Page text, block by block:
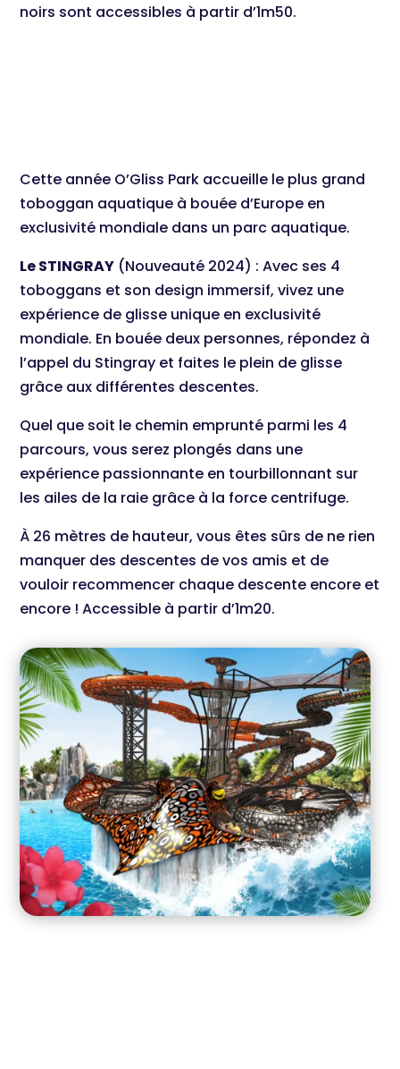
noirs sont accessibles à partir d’1m50.
Cette année O’Gliss Park accueille le plus grand
toboggan aquatique à bouée d’Europe en
exclusivité mondiale dans un parc aquatique.
Le STINGRAY (Nouveauté 2024) : Avec ses 4
toboggans et son design immersif, vivez une
expérience de glisse unique en exclusivité
mondiale. En bouée deux personnes, répondez à
l’appel du Stingray et faites le plein de glisse
grâce aux différentes descentes.
Quel que soit le chemin emprunté parmi les 4
parcours, vous serez plongés dans une
expérience passionnante en tourbillonnant sur
les ailes de la raie grâce à la force centrifuge.
À 26 mètres de hauteur, vous êtes sûrs de ne rien
manquer des descentes de vos amis et de
vouloir recommencer chaque descente encore et
encore ! Accessible à partir d’1m20.